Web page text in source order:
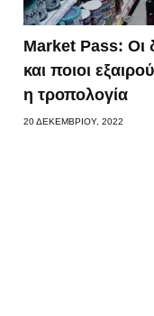
Market Pass: Οι
και ποιοι
η τροπολογία
20 ΔΕΚΕΜΒΡΊΟΥ, 2022